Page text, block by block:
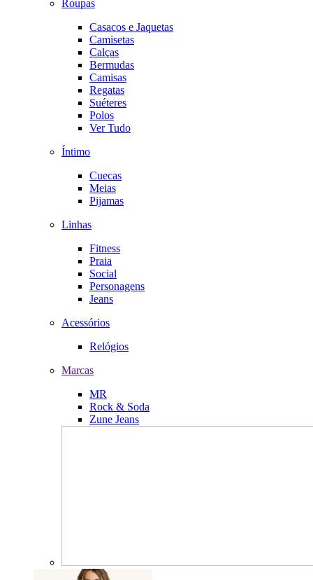
Roupas
Casacos e Jaquetas
Camisetas
Calças
Bermudas
Camisas
Regatas
Suéteres
Polos
Ver Tudo
Íntimo
Cuecas
Meias
Pijamas
Linhas
Fitness
Praia
Social
Personagens
Jeans
Acessórios
Relógios
Marcas
MR
Rock & Soda
Zune Jeans